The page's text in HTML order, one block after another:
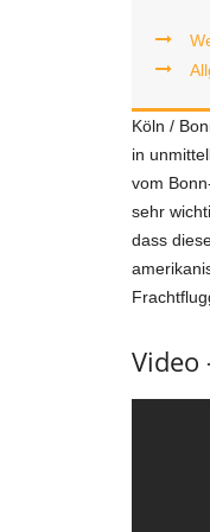
Köln /
in
vom
sehr
dass
Video